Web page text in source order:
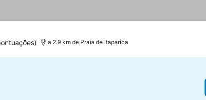
a 2.9 km de Praia de Itaparica